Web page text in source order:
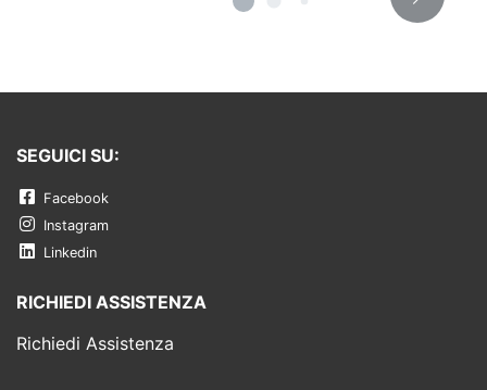
SEGUICI SU:
Facebook
Instagram
Linkedin
RICHIEDI ASSISTENZA
Richiedi Assistenza